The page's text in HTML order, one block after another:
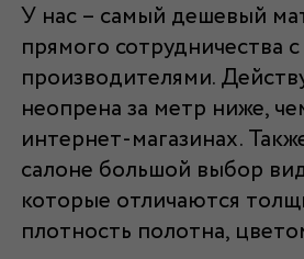
У нас – самый дешевый
прямого сотрудничества с
производителями.
неопрена за метр ниже,
интернет-магазинах.
салоне большой выбор
которые отличаются
плотность полотна,